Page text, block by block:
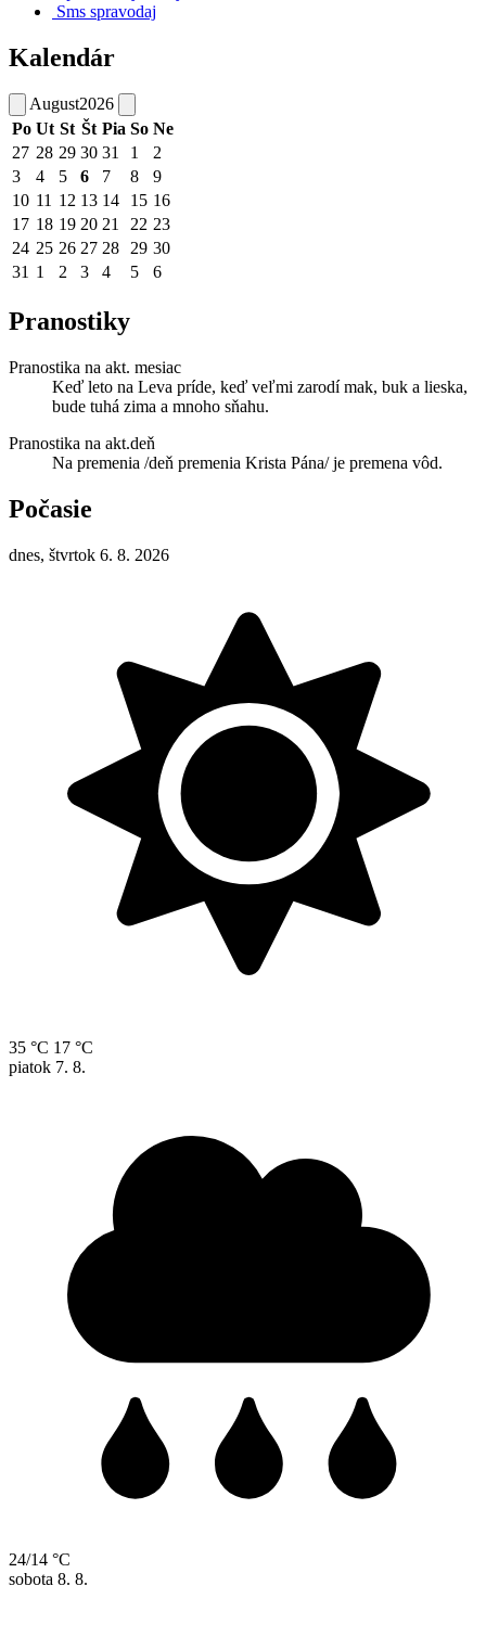
Sms spravodaj
Kalendár
August2026
Po Ut St Št Pia So Ne
27 28 29 30 31 1
2
3
4 5 6 7 8
9
10 11 12 13 14 15 16
17 18 19 20 21 22 23
24 25 26 27 28 29 30
31 1 2 3 4 5 6
Pranostiky
Pranostika na akt. mesiac
Keď leto na Leva príde, keď veľmi zarodí mak, buk a lieska,
bude tuhá zima a mnoho sňahu.
Pranostika na akt.deň
Na premenia /deň premenia Krista Pána/ je premena vôd.
Počasie
dnes, štvrtok 6. 8. 2026
35 °C 17 °C
piatok 7. 8.
24/14 °C
sobota 8. 8.